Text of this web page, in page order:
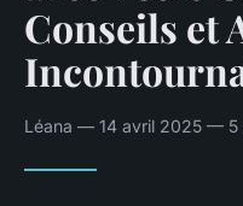
Conseils et
Léana — 14 avril 2025 — 5